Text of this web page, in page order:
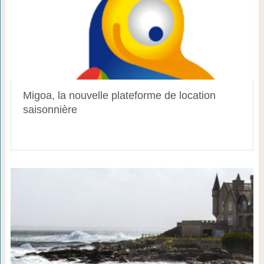
Migoa, la nouvelle plateforme de location
saisonnière